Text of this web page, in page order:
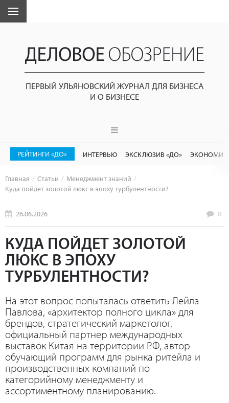
ПЕРВЫЙ УЛЬЯНОВСКИЙ ЖУРНАЛ ДЛЯ БИЗНЕСА
И О БИЗНЕСЕ
РЕЙТИНГИ «ДО» ИНТЕРВЬЮ ЭКСКЛЮЗИВ «ДО»
Главная Статьи
Менеджмент знаний
Куда пойдет золотой люкс в эпоху турбулентности?
26.06.2026 0
КУДА ПОЙДЕТ ЗОЛОТОЙ
ЛЮКС В ЭПОХУ
ТУРБУЛЕНТНОСТИ?
На этот вопрос попыталась ответить Лейла
Павлова, «архитектор полного цикла» для
брендов, стратегический маркетолог,
официальный партнер международных
выставок Китая на территории РФ, автор
обучающий программ для рынка ритейла и
производственных компаний по
категорийному менеджменту и
ассортиментному планированию.